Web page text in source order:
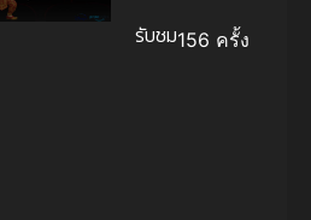
รับชม156 ครั้ง